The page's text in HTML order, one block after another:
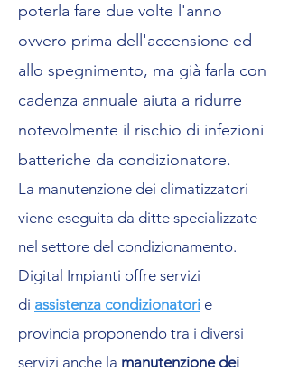
poterla fare due volte l'anno
ovvero prima dell'accensione ed
allo spegnimento, ma già farla con
cadenza annuale aiuta a ridurre
notevolmente il rischio di infezioni
batteriche da condizionatore.
La manutenzione dei climatizzatori
viene eseguita da ditte specializzate
nel settore del condizionamento.
Digital Impianti offre servizi
di assistenza condizionatori e
provincia proponendo tra i diversi
servizi anche la manutenzione dei